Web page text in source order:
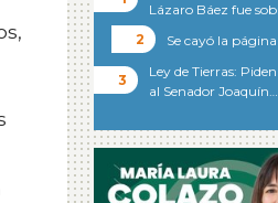
Lázaro Báez fue
Se cayó la
Ley de Tierras:
al Senador Joaquín…